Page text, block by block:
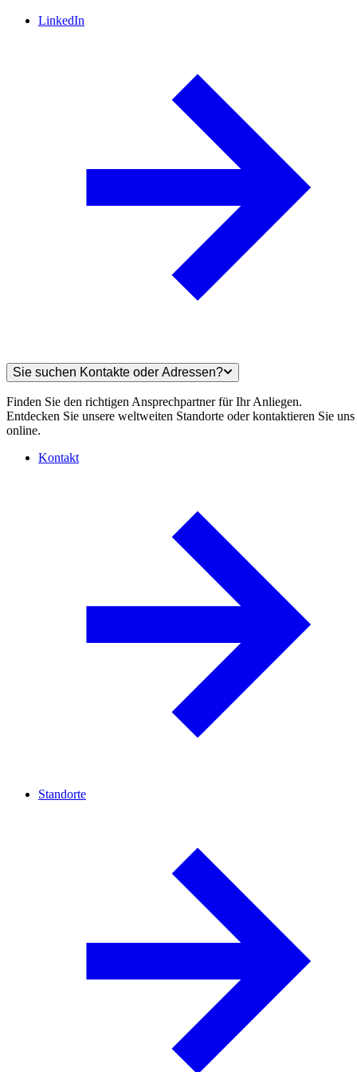
LinkedIn
Sie suchen Kontakte oder Adressen?
Finden Sie den richtigen Ansprechpartner für Ihr Anliegen.
Entdecken Sie unsere weltweiten Standorte oder kontaktieren Sie uns
online.
Kontakt
Standorte